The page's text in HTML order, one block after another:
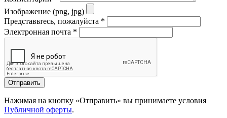
Изображение (png, jpg)
Представьтесь, пожалуйста *
Электронная почта *
Отправить
Нажимая на кнопку «Отправить» вы принимаете условия
Публичной оферты.